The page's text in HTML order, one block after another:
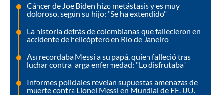
Cáncer de Joe Biden hizo metástasis y es muy
doloroso, según su hijo: "Se ha extendido"
La historia detrás de colombianas que fallecieron en
accidente de helicóptero en Río de Janeiro
Así recordaba Messi a su papá, quien falleció tras
luchar contra larga enfermedad: "Lo disfrutaba"
Informes policiales revelan supuestas amenazas de
muerte contra Lionel Messi en Mundial de EE. UU.